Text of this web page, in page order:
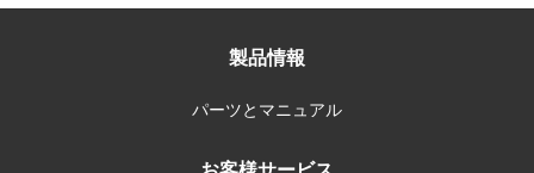
製品情報
パーツとマニュアル